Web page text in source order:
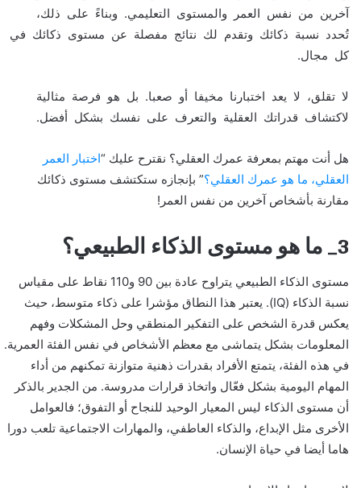
آخرين من نفس العمر والمستوى التعليمي. وبناءً على ذلك،
تُحدد نسبة ذكائك وتقدم لك نتائج مفصلة عن مستوى ذكائك في
كل مجال.
لا تقلق، لا يعد اختبارنا مخيفا أو صعبا. بل هو فرصة مثالية
لاكتشاف قدراتك العقلية والتعرف على نفسك بشكل أفضل.
هل أنت مهتم بمعرفة عمرك العقلي؟ نقترح عليك “اختبار العمر
العقلي، ما هو عمرك العقلي؟” بإنجازه ستكتشف مستوى ذكائك
مقارنة بأشخاص آخرين من نفس العمر!
3_ ما هو مستوى الذكاء الطبيعي؟
مستوى الذكاء الطبيعي يتراوح عادة بين 90 و110 نقاط على مقياس
نسبة الذكاء (IQ). يعتبر هذا النطاق مؤشرا على ذكاء متوسط، حيث
يعكس قدرة الشخص على التفكير المنطقي وحل المشكلات وفهم
المعلومات بشكل يتماشى مع معظم الأشخاص في نفس الفئة العمرية.
في هذه الفئة، يتمتع الأفراد بقدرات ذهنية متوازنة تمكنهم من أداء
المهام اليومية بشكل فعّال واتخاذ قرارات مدروسة. من الجدير بالذكر
أن مستوى الذكاء ليس المعيار الوحيد للنجاح أو التفوق؛ فالعوامل
الأخرى مثل الإبداع، والذكاء العاطفي، والمهارات الاجتماعية تلعب دورا
هاما أيضا في حياة الإنسان.